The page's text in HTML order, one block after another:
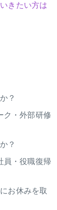
きたい方は
？
ク・外部研修
？
員・役職復帰
お休みを取